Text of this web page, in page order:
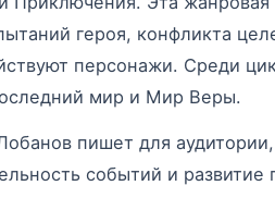
героя, конфликта
персонажи. Среди
мир и Мир Веры.
пишет для
событий и